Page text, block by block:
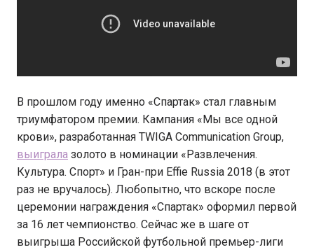
В прошлом году именно «Спартак» стал главным
триумфатором премии. Кампания «Мы все одной
крови», разработанная TWIGA Communication Group,
выиграла золото в номинации «Развлечения.
Культура. Спорт» и Гран-при Effie Russia 2018 (в этот
раз не вручалось). Любопытно, что вскоре после
церемонии награждения «Спартак» оформил первой
за 16 лет чемпионство. Сейчас же в шаге от
выигрыша Российской футбольной премьер-лиги